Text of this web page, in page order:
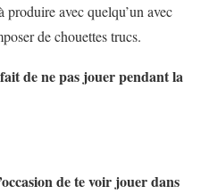
avec quelqu’un avec
de chouettes trucs.
de ne pas jouer pendant la
de te voir jouer dans